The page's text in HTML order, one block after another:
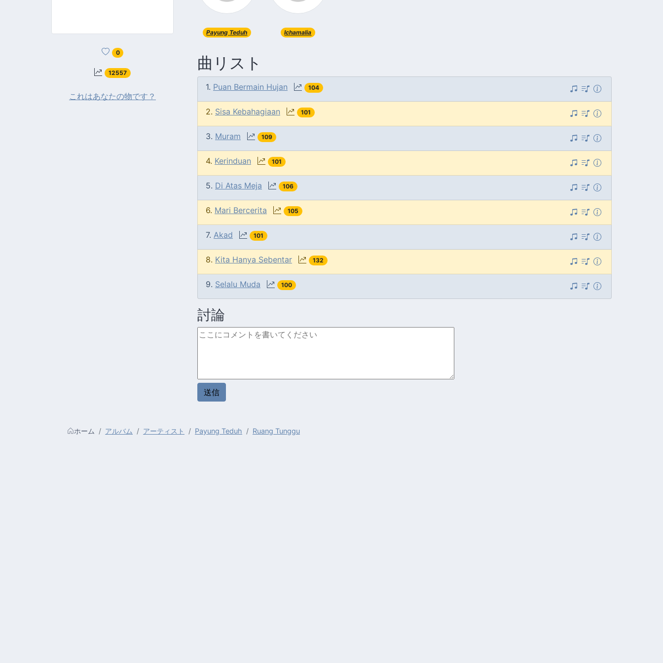
0
12557
これはあなたの物です？
Payung Teduh Ichamalia
曲リスト
1. Puan Bermain Hujan 104
2. Sisa Kebahagiaan 101
3. Muram 109
4. Kerinduan 101
5. Di Atas Meja 106
6. Mari Bercerita 105
7. Akad 101
8. Kita Hanya Sebentar 132
9. Selalu Muda 100
討論
ホーム アルバム アーティスト Payung Teduh Ruang Tunggu